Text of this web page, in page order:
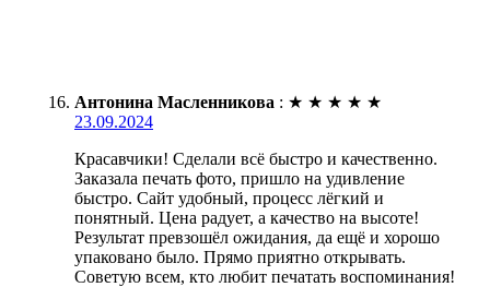
Антонина Масленникова : ★ ★ ★ ★ ★
23.09.2024
Красавчики! Сделали всё быстро и качественно.
Заказала печать фото, пришло на удивление
быстро. Сайт удобный, процесс лёгкий и
понятный. Цена радует, а качество на высоте!
Результат превзошёл ожидания, да ещё и хорошо
упаковано было. Прямо приятно открывать.
Советую всем, кто любит печатать воспоминания!